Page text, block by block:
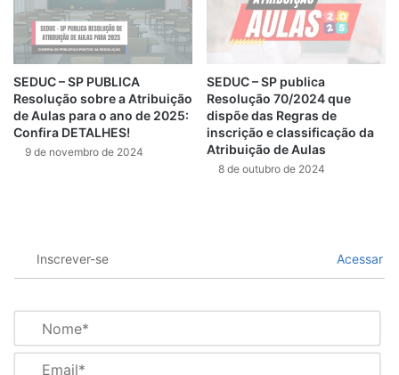
SEDUC – SP PUBLICA
Resolução sobre a Atribuição
de Aulas para o ano de 2025:
Confira DETALHES!
9 de novembro de 2024
SEDUC – SP publica
Resolução 70/2024 que
dispõe das Regras de
inscrição e classificação da
Atribuição de Aulas
8 de outubro de 2024
Inscrever-se Acessar
m